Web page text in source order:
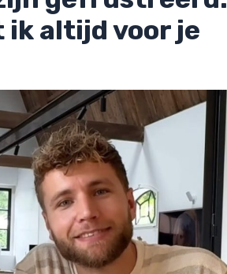
ik altijd voor je